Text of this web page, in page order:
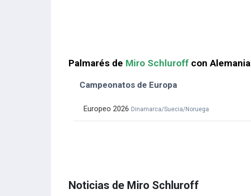
Palmarés de Miro Schluroff con Alemania
Campeonatos de Europa
Europeo 2026 Dinamarca/Suecia/Noruega
Noticias de Miro Schluroff